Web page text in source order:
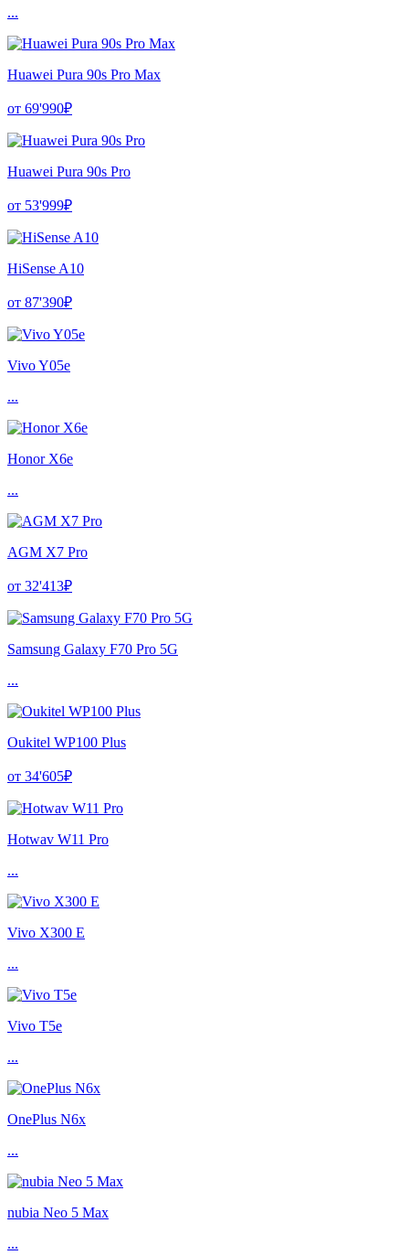
...
Huawei Pura 90s Pro Max
от 69'990₽
Huawei Pura 90s Pro
от 53'999₽
HiSense A10
от 87'390₽
Vivo Y05e
...
Honor X6e
...
AGM X7 Pro
от 32'413₽
Samsung Galaxy F70 Pro 5G
...
Oukitel WP100 Plus
от 34'605₽
Hotwav W11 Pro
...
Vivo X300 E
...
Vivo T5e
...
OnePlus N6x
...
nubia Neo 5 Max
...